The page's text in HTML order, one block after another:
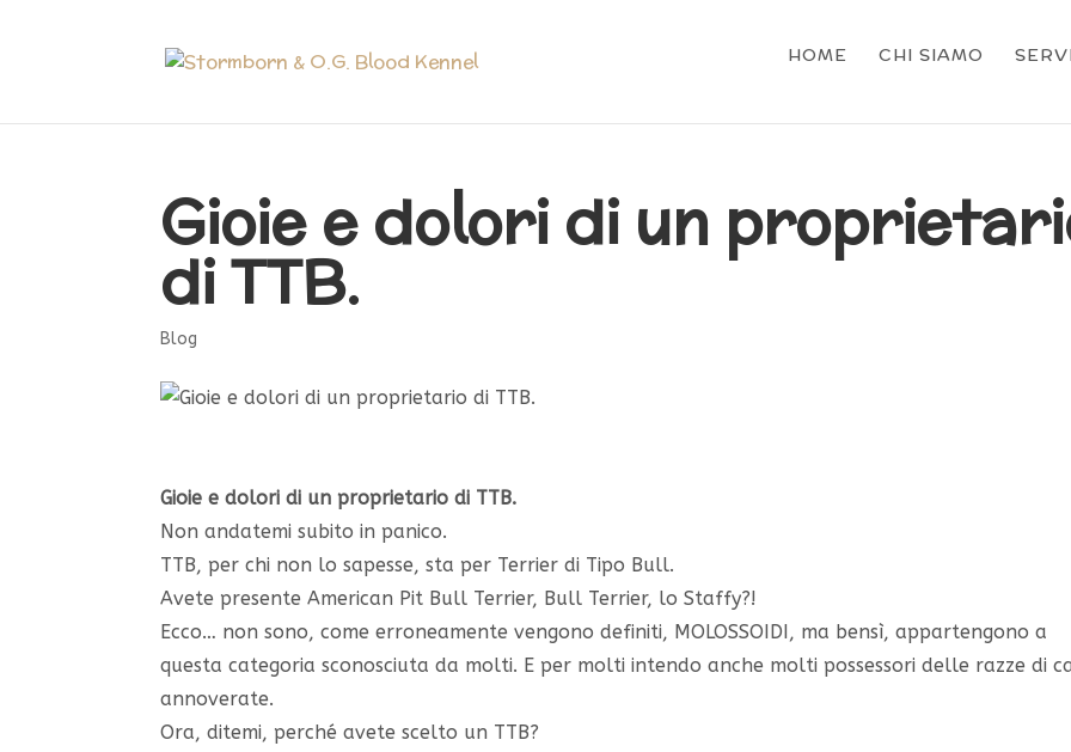
HOME CHI SIAMO
Gioie e dolori di un
di TTB.
Blog
Gioie e dolori di un proprietario di TTB.
Non andatemi subito in panico.
TTB, per chi non lo sapesse, sta per Terrier di Tipo Bull.
Avete presente American Pit Bull Terrier, Bull Terrier, lo Staffy?!
Ecco… non sono, come erroneamente vengono definiti, MOLOSSOIDI, ma bensì, appartengono a
questa categoria sconosciuta da molti. E per molti intendo anche molti possessori delle razze di
annoverate.
Ora, ditemi, perché avete scelto un TTB?